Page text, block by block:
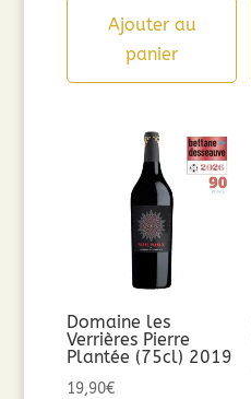
Ajouter au
panier
Domaine les
Verrières Pierre
Plantée (75cl) 2019
19,90€